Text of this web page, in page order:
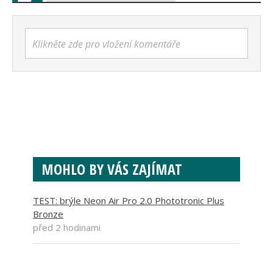
Klikněte zde pro vložení komentáře
MOHLO BY VÁS ZAJÍMAT
TEST: brýle Neon Air Pro 2.0 Phototronic Plus
Bronze
před 2 hodinami